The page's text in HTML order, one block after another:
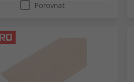
Porovnat